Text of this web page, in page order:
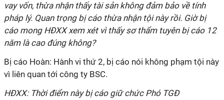
vay vốn, thừa nhận thấy tài sản không đảm bảo về tính
pháp lý. Quan trọng bị cáo thừa nhận tội này rồi. Giờ bị
cáo mong HĐXX xem xét vì thấy sơ thẩm tuyên bị cáo 12
năm là cao đúng không?
Bị cáo Hoàn: Hành vi thứ 2, bị cáo nói không phạm tội này
vì liên quan tới công ty BSC.
HĐXX: Thời điểm này bị cáo giữ chức Phó TGĐ